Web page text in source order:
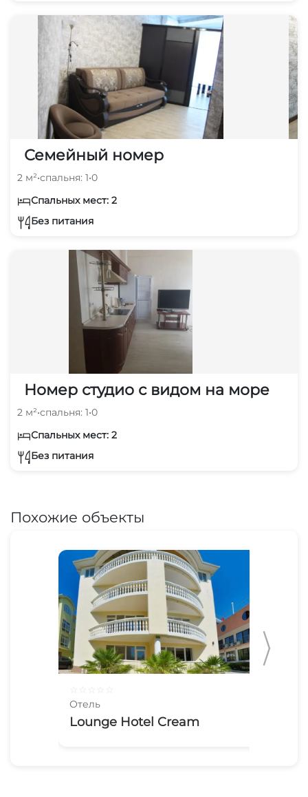
Семейный номер
2 м²•спальня: 1•0
Спальных мест: 2
Без питания
Номер студио с видом на море
2 м²•спальня: 1•0
Спальных мест: 2
Без питания
Похожие объекты
Отель
Lounge Hotel Cream